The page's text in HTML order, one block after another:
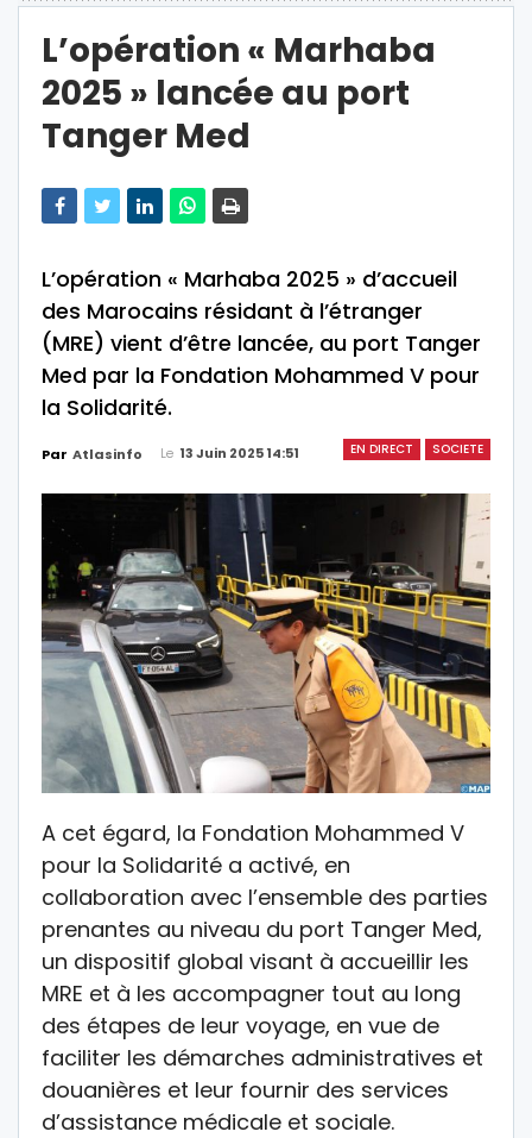
L’opération « Marhaba
2025 » lancée au port
Tanger Med
L’opération « Marhaba 2025 » d’accueil
des Marocains résidant à l’étranger
(MRE) vient d’être lancée, au port Tanger
Med par la Fondation Mohammed V pour
la Solidarité.
EN DIRECT SOCIETE
Par Atlasinfo Le 13 Juin 2025 14:51
A cet égard, la Fondation Mohammed V
pour la Solidarité a activé, en
collaboration avec l’ensemble des parties
prenantes au niveau du port Tanger Med,
un dispositif global visant à accueillir les
MRE et à les accompagner tout au long
des étapes de leur voyage, en vue de
faciliter les démarches administratives et
douanières et leur fournir des services
d’assistance médicale et sociale.